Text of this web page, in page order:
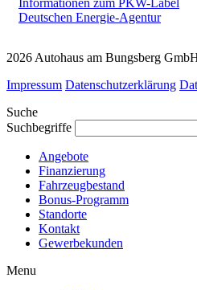
Informationen zum PKW-Label
Deutschen Energie-Agentur
2026 Autohaus am Bungsberg
Impressum Datenschutzerklärung
Suche
Suchbegriffe
Angebote
Finanzierung
Fahrzeugbestand
Bonus-Programm
Standorte
Kontakt
Gewerbekunden
Menu